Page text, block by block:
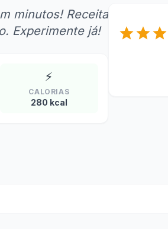
minutos! Receita
Experimente já!
⚡
CALORIAS
280 kcal